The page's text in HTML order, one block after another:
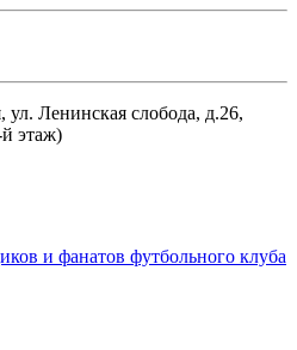
ул. Ленинская слобода, д.26,
этаж)